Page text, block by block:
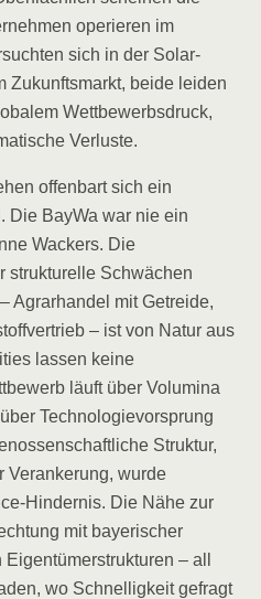
operieren im
sich in der Solar-
Zukunftsmarkt, beide leiden
Wettbewerbsdruck,
Verluste.
offenbart sich ein
Die BayWa war nie ein
Wackers. Die
strukturelle Schwächen
Agrarhandel mit Getreide,
– ist von Natur aus
lassen keine
läuft über Volumina
Technologievorsprung
Struktur,
Verankerung, wurde
Hindernis. Die Nähe zur
mit bayerischer
– all
wo Schnelligkeit gefragt